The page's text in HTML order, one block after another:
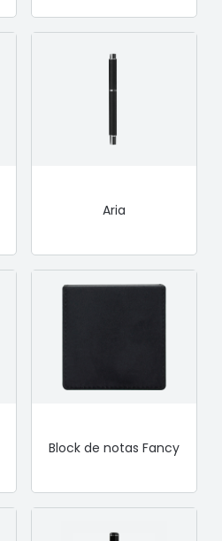
Aria
Block de notas Fancy